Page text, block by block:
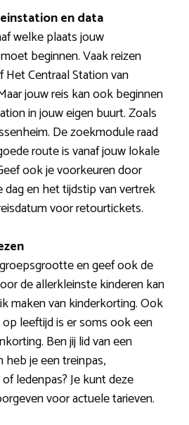
en data
welke plaats jouw
beginnen. Vaak reizen
Het Centraal Station van
jouw reis kan ook beginnen
in jouw eigen buurt. Zoals
De zoekmodule raad
route is vanaf jouw lokale
ook je voorkeuren door
dag en het tijdstip van vertrek
voor retourtickets.
en geef ook de
de allerkleinste kinderen kan
maken van kinderkorting. Ook
leeftijd is er soms ook een
Ben jij lid van een
heb je een treinpas,
ledenpas? Je kunt deze
voor actuele tarieven.